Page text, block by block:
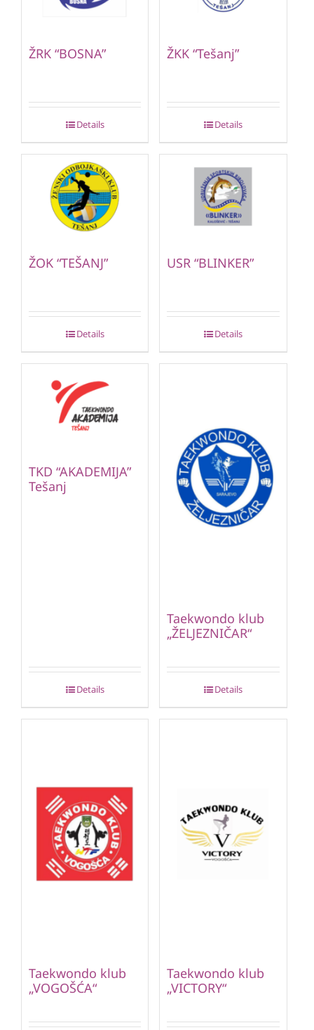
ŽRK “BOSNA”
Details
ŽKK “Tešanj”
Details
ŽOK “TEŠANJ”
Details
USR “BLINKER”
Details
TKD “AKADEMIJA”
Tešanj
Details
Taekwondo klub
„ŽELJEZNIČAR“
Details
Taekwondo klub
„VOGOŠĆA“
Taekwondo klub
„VICTORY“